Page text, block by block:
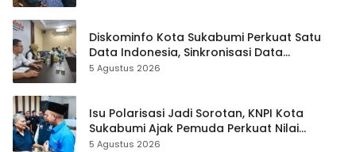
Diskominfo Kota Sukabumi Perkuat Satu
Data Indonesia, Sinkronisasi Data
Kewilayahan Dikebut
5 Agustus 2026
Isu Polarisasi Jadi Sorotan, KNPI Kota
Sukabumi Ajak Pemuda Perkuat Nilai
Kebangsaan
5 Agustus 2026